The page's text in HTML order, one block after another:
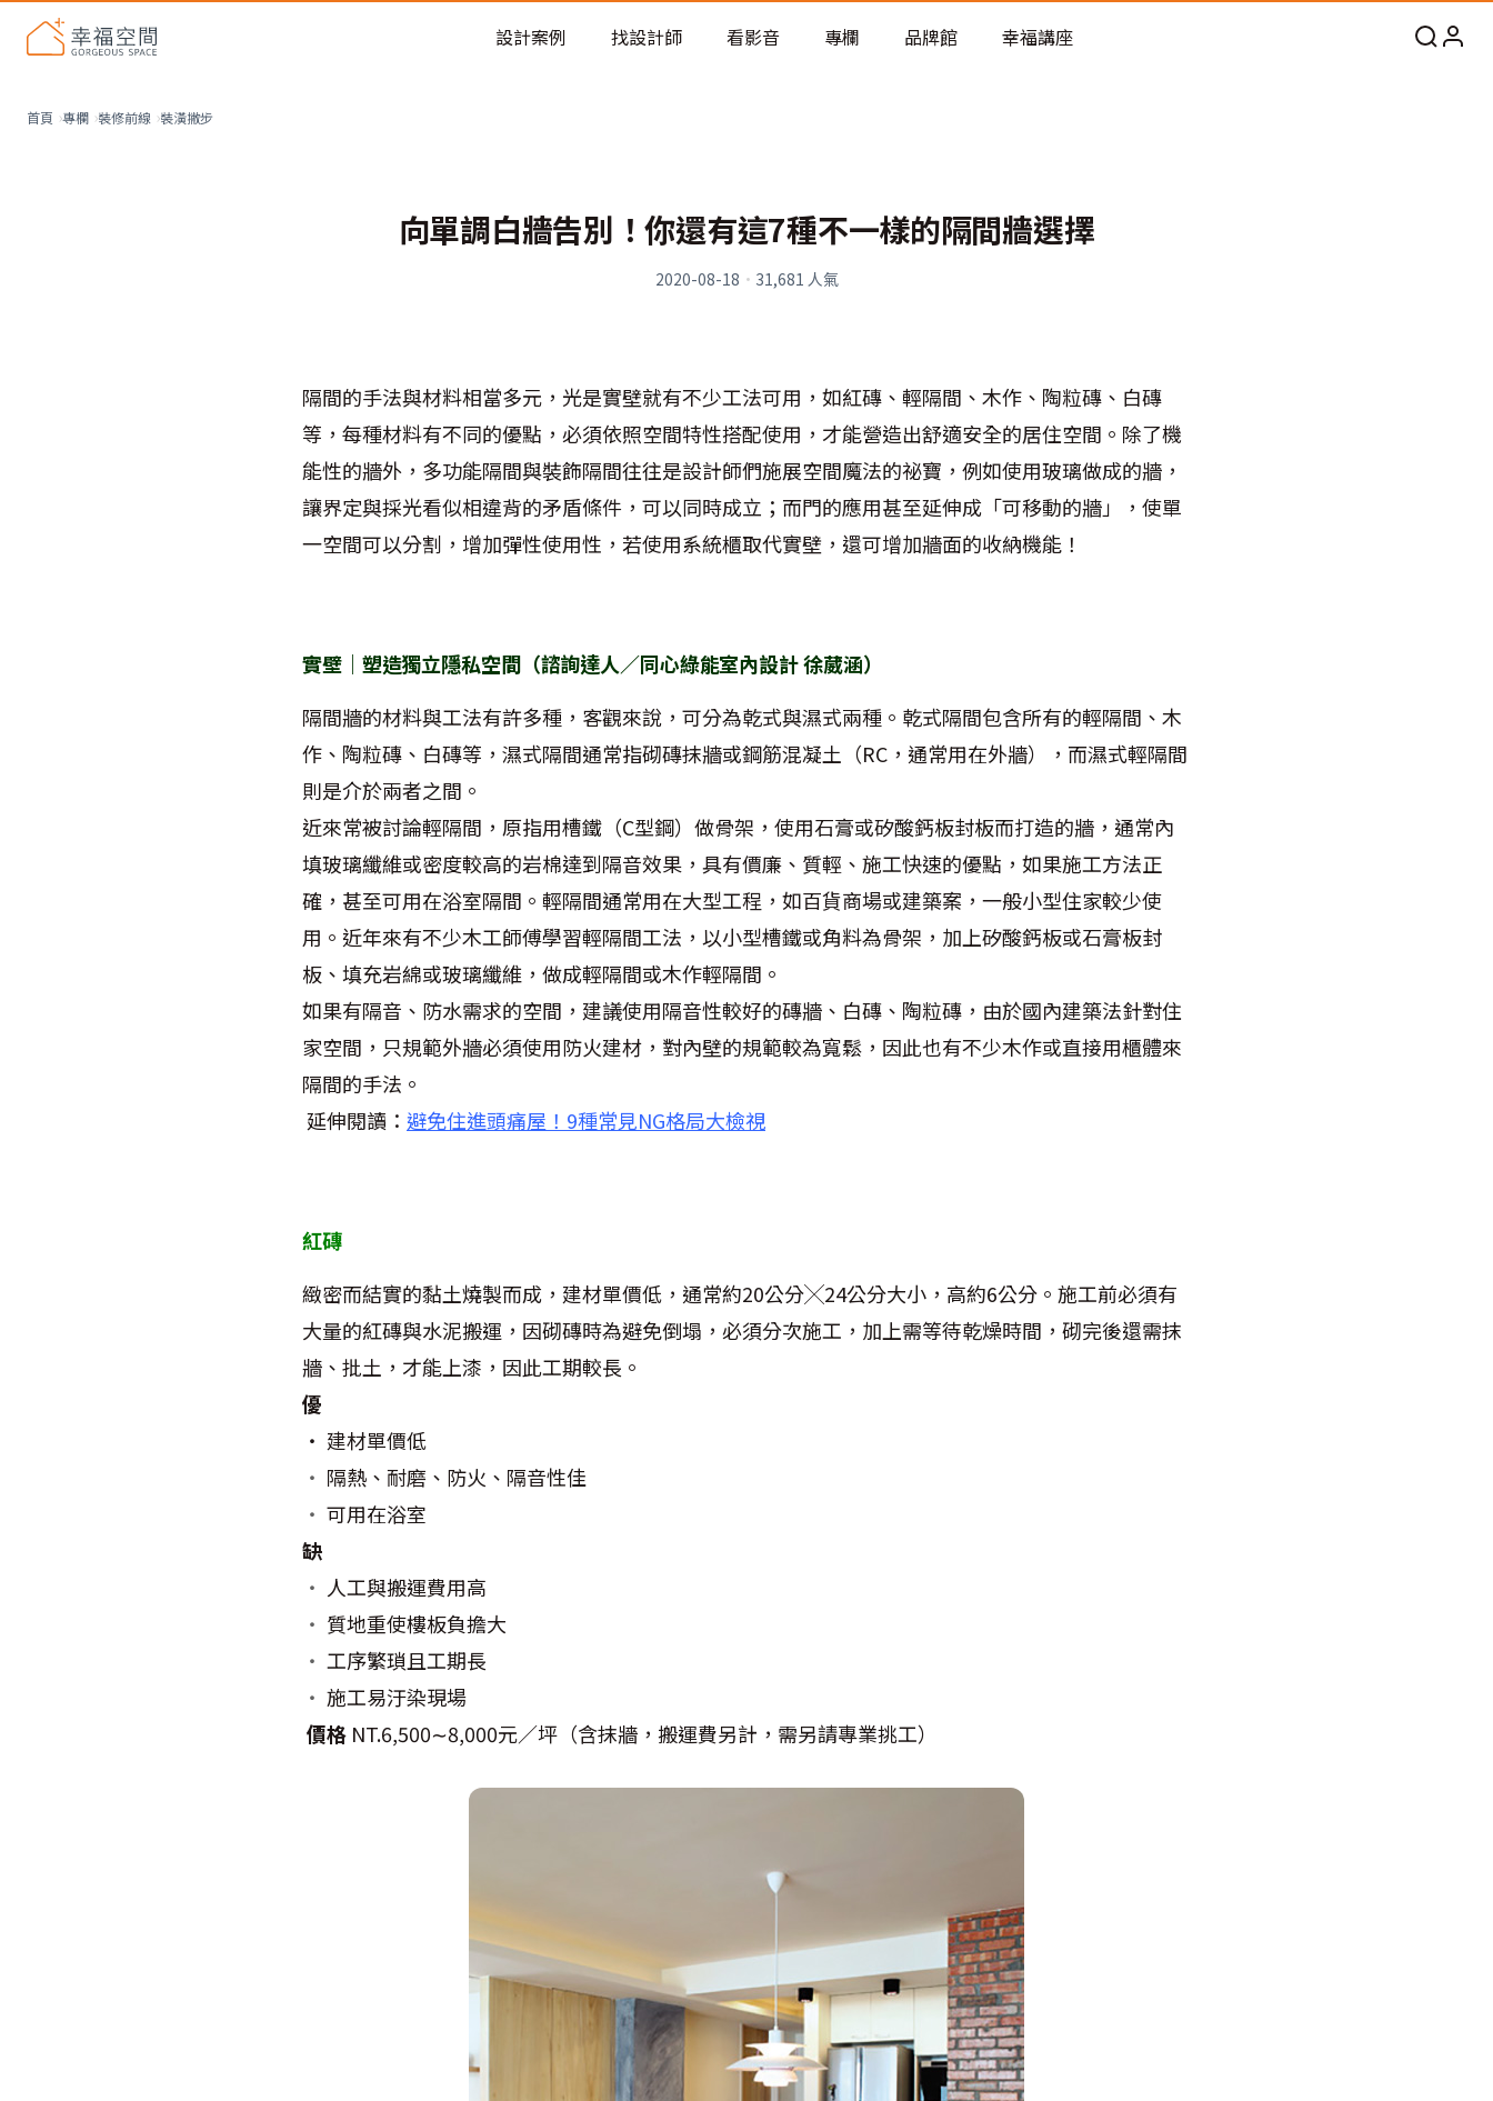
老屋預算分配與高 CP 值煥新術
設計案例 找設計師 看影音 專欄 品牌館 幸福講座
首頁 專欄 裝修前線 裝潢撇步
向單調白牆告別！你還有這7種不一樣的隔間牆選擇
2020-08-18 · 31,681 人氣
隔間的手法與材料相當多元，光是實壁就有不少工法可用，如紅磚、輕隔間、木作、陶粒磚、白磚
等，每種材料有不同的優點，必須依照空間特性搭配使用，才能營造出舒適安全的居住空間。除了機
能性的牆外，多功能隔間與裝飾隔間往往是設計師們施展空間魔法的祕寶，例如使用玻璃做成的牆，
讓界定與採光看似相違背的矛盾條件，可以同時成立；而門的應用甚至延伸成「可移動的牆」，使單
一空間可以分割，增加彈性使用性，若使用系統櫃取代實壁，還可增加牆面的收納機能！
實壁｜塑造獨立隱私空間（諮詢達人／同心綠能室內設計 徐葳涵）
隔間牆的材料與工法有許多種，客觀來說，可分為乾式與濕式兩種。乾式隔間包含所有的輕隔間、木
作、陶粒磚、白磚等，濕式隔間通常指砌磚抹牆或鋼筋混凝土（RC ，通常用在外牆），而濕式輕隔間
則是介於兩者之間。
近來常被討論輕隔間，原指用槽鐵（C型鋼）做骨架，使用石膏或矽酸鈣板封板而打造的牆，通常內
填玻璃纖維或密度較高的岩棉達到隔音效果，具有價廉、質輕、施工快速的優點，如果施工方法正
確，甚至可用在浴室隔間。輕隔間通常用在大型工程，如百貨商場或建築案，一般小型住家較少使
用。近年來有不少木工師傅學習輕隔間工法，以小型槽鐵或角料為骨架，加上矽酸鈣板或石膏板封
板、填充岩綿或玻璃纖維，做成輕隔間或木作輕隔間。
如果有隔音、防水需求的空間，建議使用隔音性較好的磚牆、白磚、陶粒磚，由於國內建築法針對住
家空間，只規範外牆必須使用防火建材，對內壁的規範較為寬鬆，因此也有不少木作或直接用櫃體來
隔間的手法。
延伸閱讀： 避免住進頭痛屋！9種常見NG格局大檢視
紅磚
緻密而結實的黏土燒製而成，建材單價低，通常約20公分╳24公分大小，高約6公分。施工前必須有
大量的紅磚與水泥搬運，因砌磚時為避免倒塌，必須分次施工，加上需等待乾燥時間，砌完後還需抹
牆、批土，才能上漆，因此工期較長。
優
‧ 建材單價低
‧ 隔熱、耐磨、防火、隔音性佳
‧ 可用在浴室
缺
‧ 人工與搬運費用高
‧ 質地重使樓板負擔大
‧ 工序繁瑣且工期長
‧ 施工易汙染現場
價格 NT.6,500∼8,000元／坪（含抹牆，搬運費另計，需另請專業挑工）